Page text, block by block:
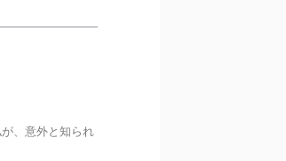
、意外と知られ